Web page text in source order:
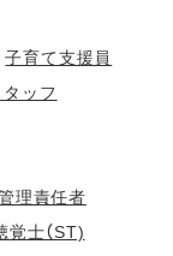
子育て支援員
タッフ
理責任者
覚士（ST)